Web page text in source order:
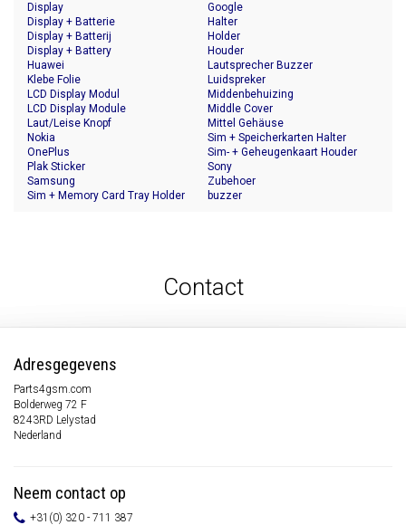
Display
Display + Batterie
Display + Batterij
Display + Battery
Google
Halter
Holder
Houder
Huawei
Klebe Folie
LCD Display Modul
LCD Display Module
Laut/Leise Knopf
Lautsprecher Buzzer
Luidspreker
Middenbehuizing
Middle Cover
Mittel Gehäuse
Nokia
OnePlus
Plak Sticker
Samsung
Sim + Memory Card Tray Holder
Sim + Speicherkarten Halter
Sim- + Geheugenkaart Houder
Sony
Zubehoer
buzzer
Contact
Adresgegevens
Parts4gsm.com
Bolderweg 72 F
8243RD Lelystad
Nederland
Neem contact op
+31(0) 320 - 711 387